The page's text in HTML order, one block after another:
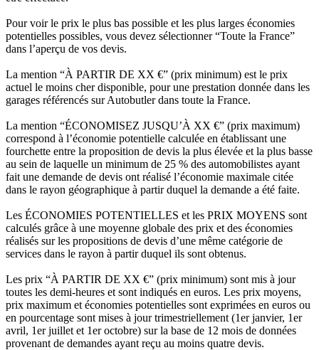
Pour voir le prix le plus bas possible et les plus larges économies
potentielles possibles, vous devez sélectionner “Toute la France”
dans l’aperçu de vos devis.
La mention “À PARTIR DE XX €” (prix minimum) est le prix
actuel le moins cher disponible, pour une prestation donnée dans les
garages référencés sur Autobutler dans toute la France.
La mention “ÉCONOMISEZ JUSQU’À XX €” (prix maximum)
correspond à l’économie potentielle calculée en établissant une
fourchette entre la proposition de devis la plus élevée et la plus basse
au sein de laquelle un minimum de 25 % des automobilistes ayant
fait une demande de devis ont réalisé l’économie maximale citée
dans le rayon géographique à partir duquel la demande a été faite.
Les ÉCONOMIES POTENTIELLES et les PRIX MOYENS sont
calculés grâce à une moyenne globale des prix et des économies
réalisés sur les propositions de devis d’une même catégorie de
services dans le rayon à partir duquel ils sont obtenus.
Les prix “À PARTIR DE XX €” (prix minimum) sont mis à jour
toutes les demi-heures et sont indiqués en euros. Les prix moyens,
prix maximum et économies potentielles sont exprimées en euros ou
en pourcentage sont mises à jour trimestriellement (1er janvier, 1er
avril, 1er juillet et 1er octobre) sur la base de 12 mois de données
provenant de demandes ayant reçu au moins quatre devis.